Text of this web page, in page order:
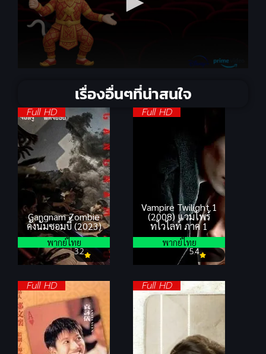
เรื่องอื่นๆที่น่าสนใจ
Full HD
Gangnam Zombie
คังนัมซอมบี้ (2023)
3.2
พากย์ไทย
Full HD
Vampire Twilight 1
(2008) แวมไพร์
ทไวไลท์ ภาค 1
5.4
พากย์ไทย
Full HD Full HD